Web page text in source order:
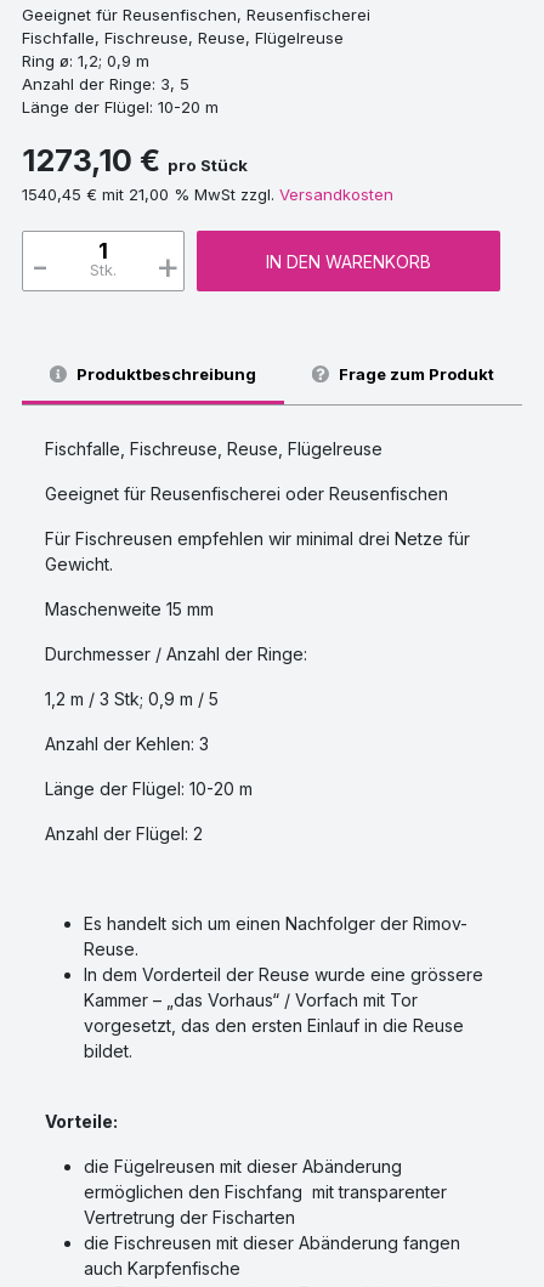
Geeignet für Reusenfischen, Reusenfischerei
Fischfalle, Fischreuse, Reuse, Flügelreuse
Ring ø: 1,2; 0,9 m
Anzahl der Ringe: 3, 5
Länge der Flügel: 10-20 m
1273,10 € pro Stück
1540,45 € mit 21,00 % MwSt zzgl. Versandkosten
Stk. +
- IN DEN WARENKORB
Produktbeschreibung Frage zum Produkt
Fischfalle, Fischreuse, Reuse, Flügelreuse
Geeignet für Reusenfischerei oder Reusenfischen
Für Fischreusen empfehlen wir minimal drei Netze für
Gewicht.
Maschenweite 15 mm
Durchmesser / Anzahl der Ringe:
1,2 m / 3 Stk; 0,9 m / 5
Anzahl der Kehlen: 3
Länge der Flügel: 10-20 m
Anzahl der Flügel: 2
Es handelt sich um einen Nachfolger der Rimov-
Reuse.
In dem Vorderteil der Reuse wurde eine grössere
Kammer – „das Vorhaus“ / Vorfach mit Tor
vorgesetzt, das den ersten Einlauf in die Reuse
bildet.
Vorteile:
die Fügelreusen mit dieser Abänderung
ermöglichen den Fischfang mit transparenter
Vertretrung der Fischarten
die Fischreusen mit dieser Abänderung fangen
auch Karpfenfische